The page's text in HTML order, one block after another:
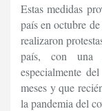
Estas medidas
país en octubre
realizaron
país, con una
especialmente
meses y que
la pandemia del